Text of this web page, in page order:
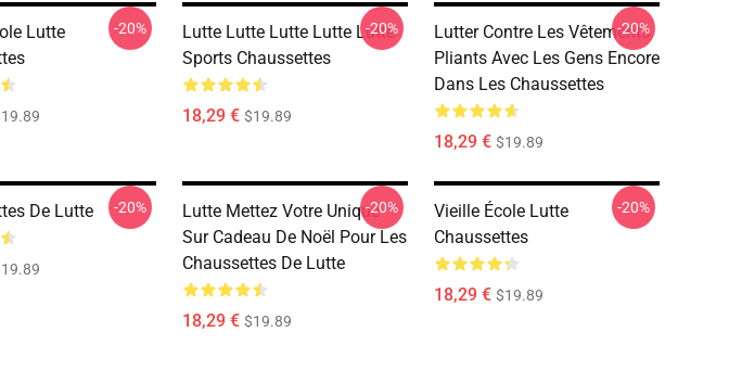
Lutte
-20%
Lutte Lutte Lutte Lutte Lutte
Sports Chaussettes
18,29 € $19.89
-20%
Lutter Contre Les Vêtements
Pliants Avec Les Gens Encore
Dans Les Chaussettes
18,29 € $19.89
-20%
De Lutte -20%
Lutte Mettez Votre Unique
Sur Cadeau De Noël Pour Les
Chaussettes De Lutte
18,29 € $19.89
-20%
Vieille École Lutte
Chaussettes
18,29 € $19.89
-20%